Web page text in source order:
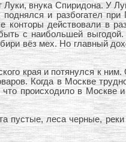
Луки, внука Спиридона.
и разбогател
конторы действовали в
с наибольшей
вёз мех. Но главный
края и потянулся к
Когда в Москве
что происходило в
леса черные, реки